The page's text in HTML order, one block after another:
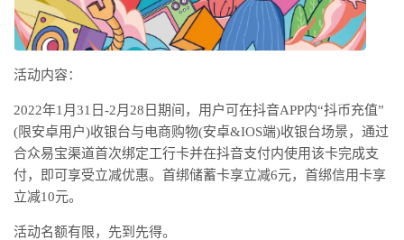
活动内容：
2022年1月31日-2月28日期间，用户可在抖音APP内“抖币充值”
(限安卓用户)收银台与电商购物(安卓&IOS端)收银台场景，通过
合众易宝渠道首次绑定工行卡并在抖音支付内使用该卡完成支
付，即可享受立减优惠。首绑储蓄卡享立减6元，首绑信用卡享
立减10元。
活动名额有限，先到先得。